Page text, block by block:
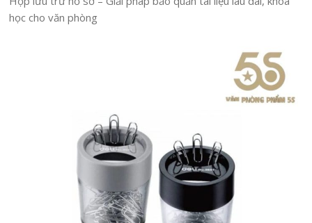
học cho văn phòng